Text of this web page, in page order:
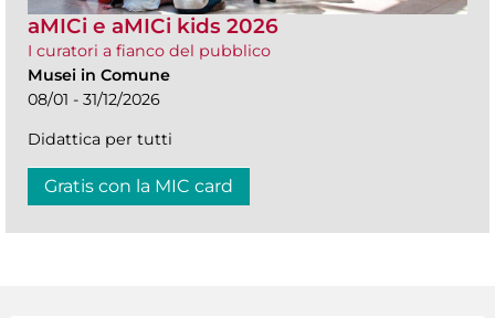
aMICi e aMICi kids 2026
I curatori a fianco del pubblico
Musei in Comune
08/01 - 31/12/2026
Didattica per tutti
Gratis con la MIC card